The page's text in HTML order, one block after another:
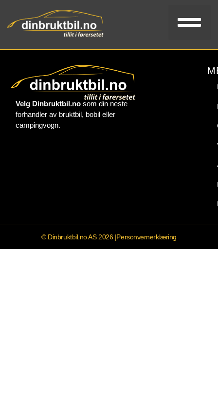
Velg Dinbruktbil.nosom din neste
forhandler av bruktbil, bobil eller
campingvogn.
© Dinbruktbil.no AS 2026 |Personvernerklæring